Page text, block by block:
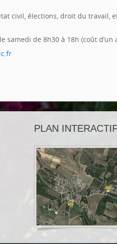
civil, élections, droit du travail,
samedi de 8h30 à 18h (coût d’un
PLAN